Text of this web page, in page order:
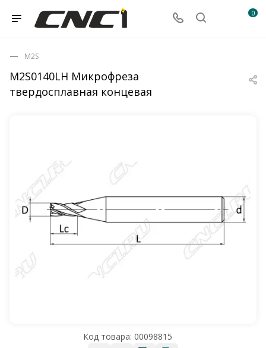
0
M2S0140LH Микрофреза
твердосплавная концевая
M2S
Код товара: 00098815